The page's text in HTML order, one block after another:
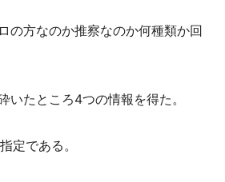
の方なのか推察なのか何種類か回
いたところ4つの情報を得た。
定である。